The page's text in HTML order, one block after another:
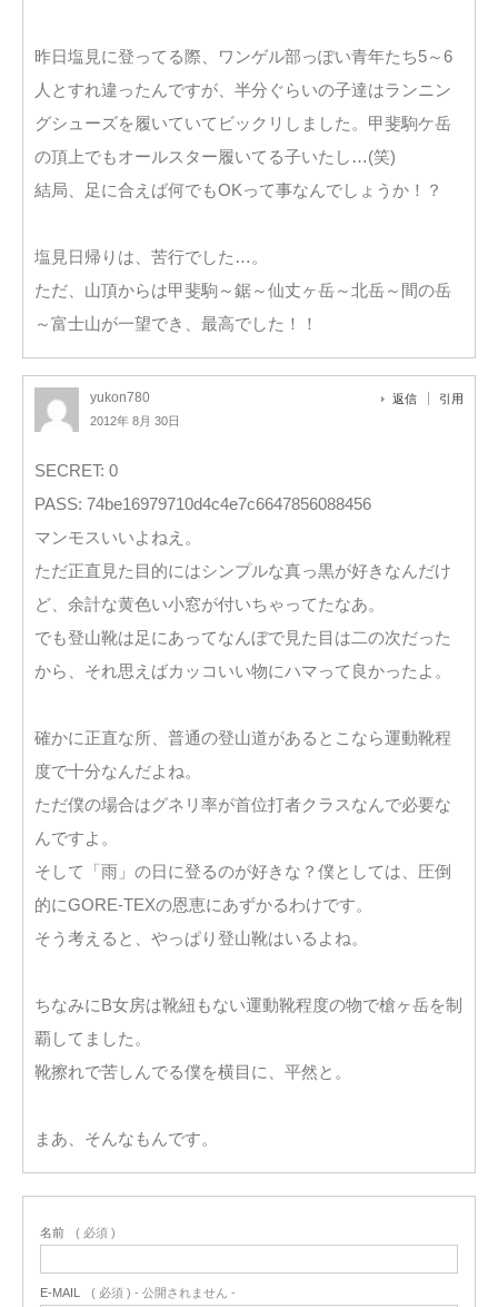
昨日塩見に登ってる際、ワンゲル部っぽい青年たち5～6
人とすれ違ったんですが、半分ぐらいの子達はランニン
グシューズを履いていてビックリしました。甲斐駒ケ岳
の頂上でもオールスター履いてる子いたし…(笑)
結局、足に合えば何でもOKって事なんでしょうか！？
塩見日帰りは、苦行でした…。
ただ、山頂からは甲斐駒～鋸～仙丈ヶ岳～北岳～間の岳
～富士山が一望でき、最高でした！！
yukon780
2012年 8月 30日
返信 引用
SECRET: 0
PASS: 74be16979710d4c4e7c6647856088456
マンモスいいよねえ。
ただ正直見た目的にはシンプルな真っ黒が好きなんだけ
ど、余計な黄色い小窓が付いちゃってたなあ。
でも登山靴は足にあってなんぼで見た目は二の次だった
から、それ思えばカッコいい物にハマって良かったよ。
確かに正直な所、普通の登山道があるとこなら運動靴程
度で十分なんだよね。
ただ僕の場合はグネリ率が首位打者クラスなんで必要な
んですよ。
そして「雨」の日に登るのが好きな？僕としては、圧倒
的にGORE-TEXの恩恵にあずかるわけです。
そう考えると、やっぱり登山靴はいるよね。
ちなみにB女房は靴紐もない運動靴程度の物で槍ヶ岳を制
覇してました。
靴擦れで苦しんでる僕を横目に、平然と。
まあ、そんなもんです。
名前 ( 必須 )
E-MAIL ( 必須 ) - 公開されません -